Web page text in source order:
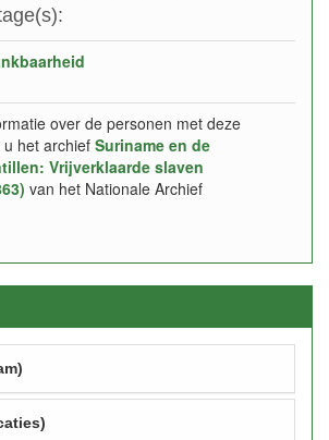
over de personen met deze
het archiefSuriname en de
Vrijverklaarde slaven
van het Nationale Archief